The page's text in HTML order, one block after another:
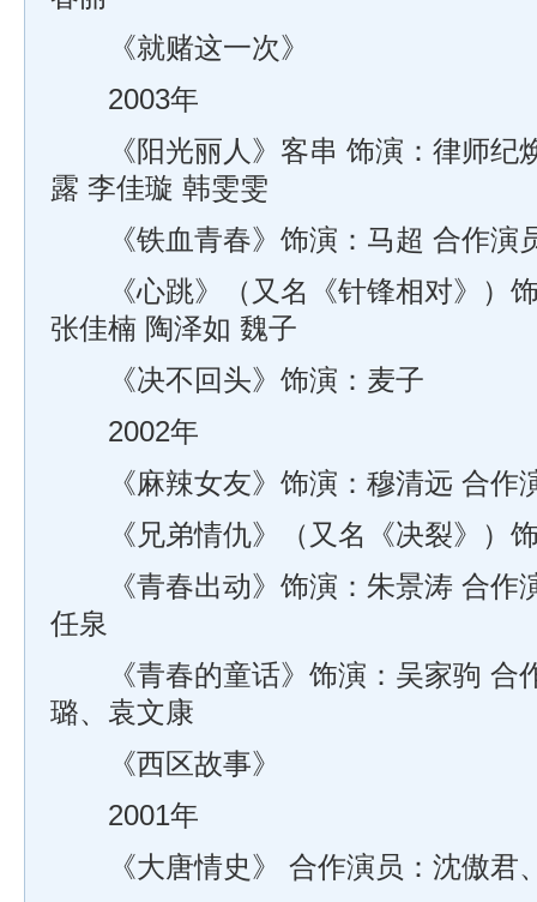
《就赌这一次》
2003年
《阳光丽人》客串 饰演：律师纪
露 李佳璇 韩雯雯
《铁血青春》饰演：马超 合作演
《心跳》（又名《针锋相对》）饰
张佳楠 陶泽如 魏子
《决不回头》饰演：麦子
2002年
《麻辣女友》饰演：穆清远 合作
《兄弟情仇》（又名《决裂》）
《青春出动》饰演：朱景涛 合作
任泉
《青春的童话》饰演：吴家驹 合
璐、袁文康
《西区故事》
2001年
《大唐情史》 合作演员：沈傲君